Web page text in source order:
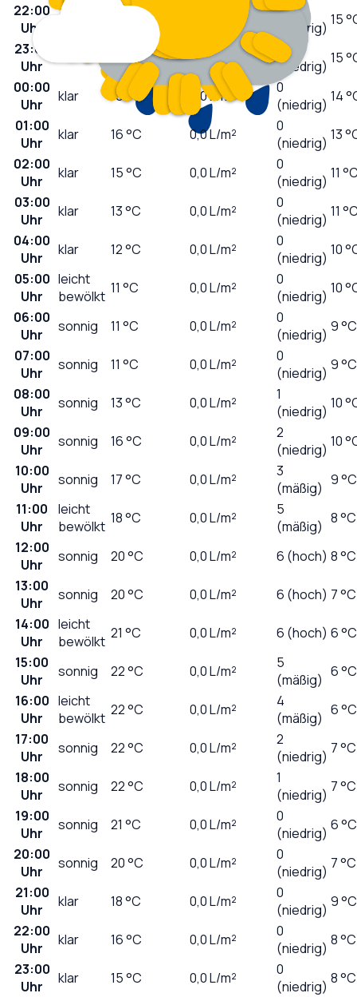
22:00
Uhr
wolkig
0
(niedrig) 15
23:00
Uhr
°C 0,0L/m²
(niedrig) 15
00:00
Uhr
klar 16 °C 0,0L/m²
0
(niedrig) 14
01:00
Uhr
klar 16°C 0,0L/m²
0
(niedrig) 13
02:00
Uhr
klar 15°C 0,0L/m²
0
(niedrig) 11
03:00
Uhr
klar 13°C 0,0L/m²
0
(niedrig) 11
04:00
Uhr
klar 12°C 0,0L/m²
0
(niedrig) 10
05:00
Uhr
leicht
bewölkt 11 °C 0,0L/m²
0
(niedrig) 10
06:00
Uhr
sonnig 11 °C 0,0L/m²
0
(niedrig) 9 °C
07:00
Uhr
sonnig 11 °C 0,0L/m²
0
(niedrig) 9 °C
08:00
Uhr
sonnig 13°C 0,0L/m²
1
(niedrig) 10
09:00
Uhr
sonnig 16°C 0,0L/m²
2
(niedrig) 10
10:00
Uhr
sonnig 17°C 0,0L/m²
3
(mäßig) 9 °C
11:00
Uhr
leicht
bewölkt 18°C 0,0L/m²
5
(mäßig) 8 °C
12:00
Uhr
sonnig 20°C 0,0L/m² 6 (hoch) 8 °C
13:00
Uhr
sonnig 20°C 0,0L/m² 6 (hoch) 7 °C
14:00
Uhr
leicht
bewölkt 21 °C 0,0L/m² 6 (hoch) 6 °C
15:00
Uhr
sonnig 22°C 0,0L/m²
5
(mäßig) 6 °C
16:00
Uhr
leicht
bewölkt 22°C 0,0L/m²
4
(mäßig) 6 °C
17:00
Uhr
sonnig 22°C 0,0L/m²
2
(niedrig) 7 °C
18:00
Uhr
sonnig 22°C 0,0L/m²
1
(niedrig) 7 °C
19:00
Uhr
sonnig 21 °C 0,0L/m²
0
(niedrig) 6 °C
20:00
Uhr
sonnig 20°C 0,0L/m²
0
(niedrig) 7 °C
21:00
Uhr
klar 18°C 0,0L/m²
0
(niedrig) 9 °C
22:00
Uhr
klar 16°C 0,0L/m²
0
(niedrig) 8 °C
23:00
Uhr
klar 15°C 0,0L/m²
0
(niedrig) 8 °C